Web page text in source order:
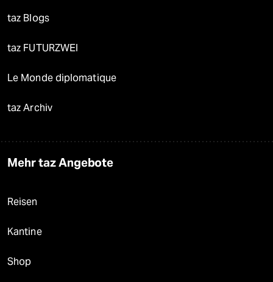
taz Blogs
taz FUTURZWEI
Le Monde diplomatique
taz Archiv
Mehr taz Angebote
Reisen
Kantine
Shop